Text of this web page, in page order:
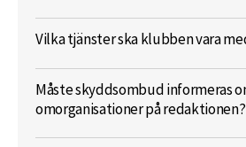
Vilka tjänster ska klubben vara
Måste skyddsombud informeras
omorganisationer på redaktionen?